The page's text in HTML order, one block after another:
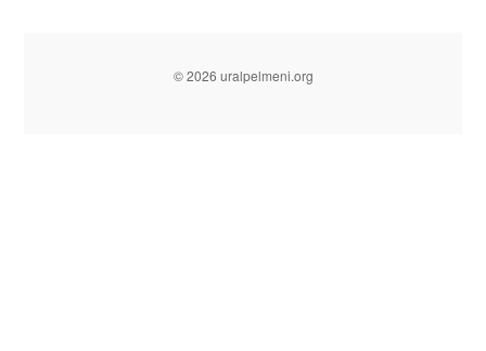
© 2026 uralpelmeni.org